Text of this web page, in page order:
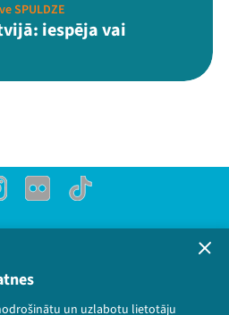
un uzlabotu lietotāju
SPULDZE
iespēja vai
Flick TikTok
sīkdatņu politika